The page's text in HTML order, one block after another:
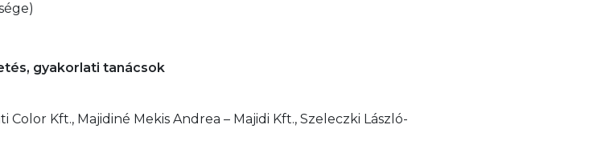
gyakorlati tanácsok
Kft., Majidiné Mekis Andrea – Majidi Kft., Szeleczki László-